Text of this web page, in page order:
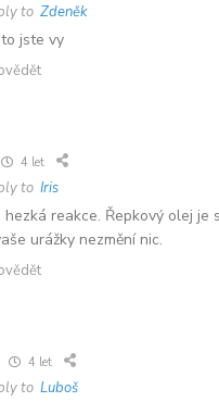
to Zdeněk
jste vy
4 let
to Iris
hezká reakce. Řepkový olej je
urážky nezmění nic.
4 let
to Luboš